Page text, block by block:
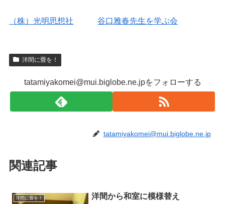
（株）光明思想社 谷口雅春先生を学ぶ会
洋間に畳を！
tatamiyakomei@mui.biglobe.ne.jpをフォローする
tatamiyakomei@mui.biglobe.ne.jp
関連記事
洋間に畳を！ 洋間から和室に模様替え